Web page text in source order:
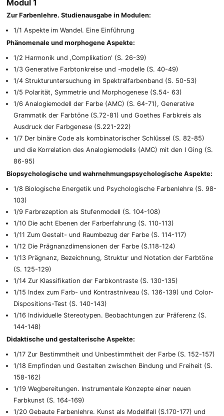
Modul 1
Zur Farbenlehre. Studienausgabe in Modulen:
1/1 Aspekte im Wandel. Eine Einführung
Phänomenale und morphogene Aspekte:
1/2 Harmonik und ‚Complikation‘ (S. 26-39)
1/3 Generative Farbtonkreise und -modelle (S. 40-49)
1/4 Strukturuntersuchung im Spektralfarbenband (S. 50-53)
1/5 Polarität, Symmetrie und Morphogenese (S.54- 63)
1/6 Analogiemodell der Farbe (AMC) (S. 64-71), Generative
Grammatik der Farbtöne (S.72-81) und Goethes Farbkreis als
Ausdruck der Farbgenese (S.221-222)
1/7 Der binäre Code als kombinatorischer Schlüssel (S. 82-85)
und die Korrelation des Analogiemodells (AMC) mit den I Ging (S.
86-95)
Biopsychologische und wahrnehmungspsychologische Aspekte:
1/8 Biologische Energetik und Psychologische Farbenlehre (S. 98-
103)
1/9 Farbrezeption als Stufenmodell (S. 104-108)
1/10 Die acht Ebenen der Farberfahrung (S. 110-113)
1/11 Zum Gestalt- und Raumbezug der Farbe (S. 114-117)
1/12 Die Prägnanzdimensionen der Farbe (S.118-124)
1/13 Prägnanz, Bezeichnung, Struktur und Notation der Farbtöne
(S. 125-129)
1/14 Zur Klassifikation der Farbkontraste (S. 130-135)
1/15 Index zum Farb- und Kontrastniveau (S. 136-139) und Color-
Dispositions-Test (S. 140-143)
1/16 Individuelle Stereotypen. Beobachtungen zur Präferenz (S.
144-148)
Didaktische und gestalterische Aspekte:
1/17 Zur Bestimmtheit und Unbestimmtheit der Farbe (S. 152-157)
1/18 Empfinden und Gestalten zwischen Bindung und Freiheit (S.
158-162)
1/19 Wegbereitungen. Instrumentale Konzepte einer neuen
Farbkunst (S. 164-169)
1/20 Gebaute Farbenlehre. Kunst als Modellfall (S.170-177) und